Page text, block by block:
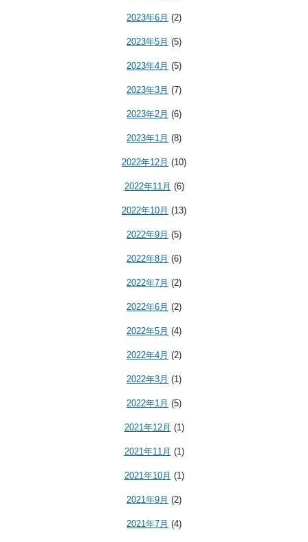
2023年6月 (2)
2023年5月 (5)
2023年4月 (5)
2023年3月 (7)
2023年2月 (6)
2023年1月 (8)
2022年12月 (10)
2022年11月 (6)
2022年10月 (13)
2022年9月 (5)
2022年8月 (6)
2022年7月 (2)
2022年6月 (2)
2022年5月 (4)
2022年4月 (2)
2022年3月 (1)
2022年1月 (5)
2021年12月 (1)
2021年11月 (1)
2021年10月 (1)
2021年9月 (2)
2021年7月 (4)